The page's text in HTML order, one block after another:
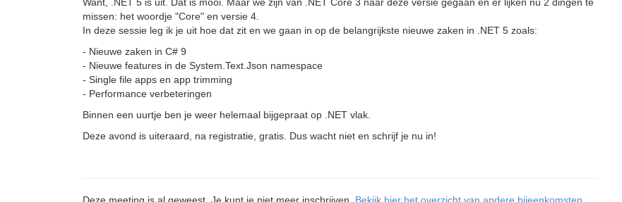
missen: het woordje "Core" en versie 4.
In deze sessie leg ik je uit hoe dat zit en we gaan in op de belangrijkste nieuwe zaken in .NET 5 zoals:
- Nieuwe zaken in C# 9
- Nieuwe features in de System.Text.Json namespace
- Single file apps en app trimming
- Performance verbeteringen
Binnen een uurtje ben je weer helemaal bijgepraat op .NET vlak.
Deze avond is uiteraard, na registratie, gratis. Dus wacht niet en schrijf je nu in!